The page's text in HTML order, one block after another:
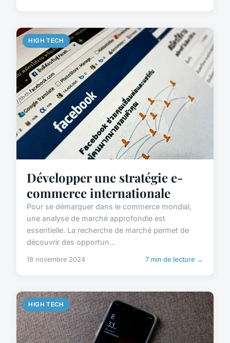
HIGH TECH
Développer une stratégie e-
commerce internationale
Pour se démarquer dans le commerce mondial,
une analyse de marché approfondie est
essentielle. La recherche de marché permet de
découvrir des opportun...
18 novembre 2024 7 min de lecture →
HIGH TECH